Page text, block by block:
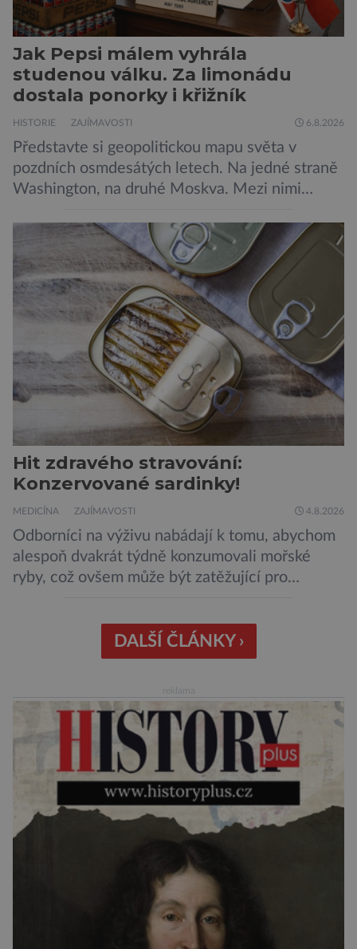
Jak Pepsi málem vyhrála
studenou válku. Za limonádu
dostala ponorky i křižník
HISTORIE ZAJÍMAVOSTI 6.8.2026
Představte si geopolitickou mapu světa v
pozdních osmdesátých letech. Na jedné straně
Washington, na druhé Moskva. Mezi nimi
padesátkrát dokola, železná opona a miliony
vojáků v permanentní pohotovosti. A pak je tu
Donald Kendall, generální ředitel společnosti
PepsiCo, který se v květnu roku 1989 stává
admirálem flotily, jež čítá sedmnáct […]
Hit zdravého stravování:
Konzervované sardinky!
MEDICÍNA ZAJÍMAVOSTI 4.8.2026
Odborníci na výživu nabádají k tomu, abychom
alespoň dvakrát týdně konzumovali mořské
ryby, což ovšem může být zatěžující pro
sardinky, které si může dovolit opravdu každý
„Místo toho, aby poskytovaly izolované
potravinou,“ říká nutriční specialista Colin
Robertson a zdůrazňuje […]
DALŠÍ ČLÁNKY ›